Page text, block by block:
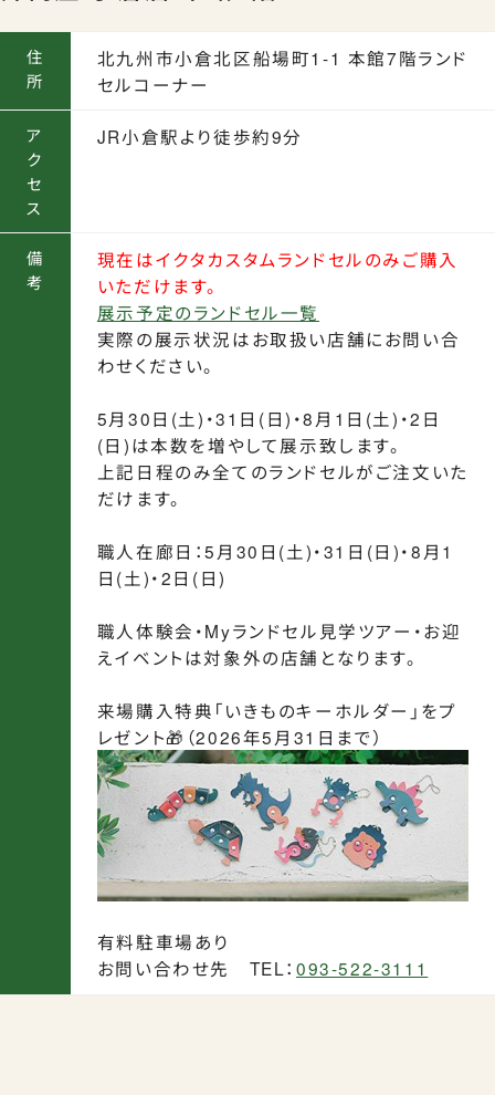
住
所
北九州市小倉北区船場町1-1 本館7階ランド
セルコーナー
ア
ク
セ
ス
JR小倉駅より徒歩約9分
備
考
現在はイクタカスタムランドセルのみご購入
いただけます。
展示予定のランドセル一覧
実際の展示状況はお取扱い店舗にお問い合
わせください。
5月30日(土)・31日(日)・8月1日(土)・2日
(日)は本数を増やして展示致します。
上記日程のみ全てのランドセルがご注文いた
だけます。
職人在廊日：5月30日(土)・31日(日)・8月1
日(土)・2日(日)
職人体験会・Myランドセル見学ツアー・お迎
えイベントは対象外の店舗となります。
来場購入特典「いきものキーホルダー」をプ
レゼント🎁（2026年5月31日まで）
有料駐車場あり
お問い合わせ先 TEL：093-522-3111